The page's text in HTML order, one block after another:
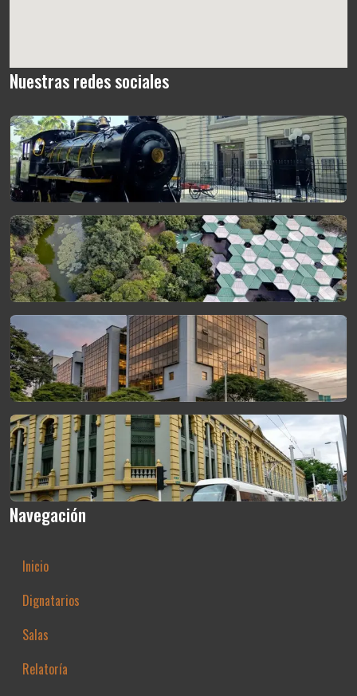
Nuestras redes sociales
Navegación
Inicio
Dignatarios
Salas
Relatoría